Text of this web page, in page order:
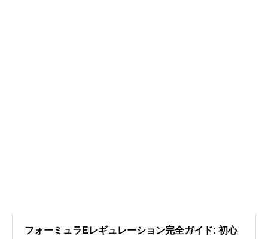
フォーミュラEレギュレーション完全ガイド: 初心